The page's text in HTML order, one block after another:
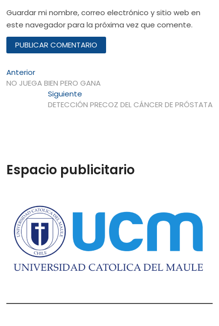
Guardar mi nombre, correo electrónico y sitio web en
este navegador para la próxima vez que comente.
Navegación
de
entradas
AnteriorEntrada
anterior:
NO JUEGA BIEN PERO GANA
SiguienteEntrada
siguiente:
DETECCIÓN PRECOZ DEL CÁNCER DE PRÓSTATA
Espacio publicitario